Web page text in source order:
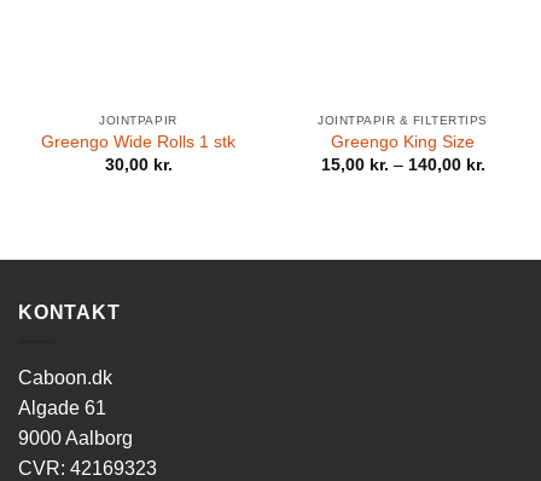
JOINTPAPIR
Greengo Wide Rolls 1 stk
30,00 kr.
JOINTPAPIR & FILTERTIPS
Greengo King Size
15,00 kr. – 140,00 kr.
KONTAKT
Caboon.dk
Algade 61
9000 Aalborg
CVR: 42169323